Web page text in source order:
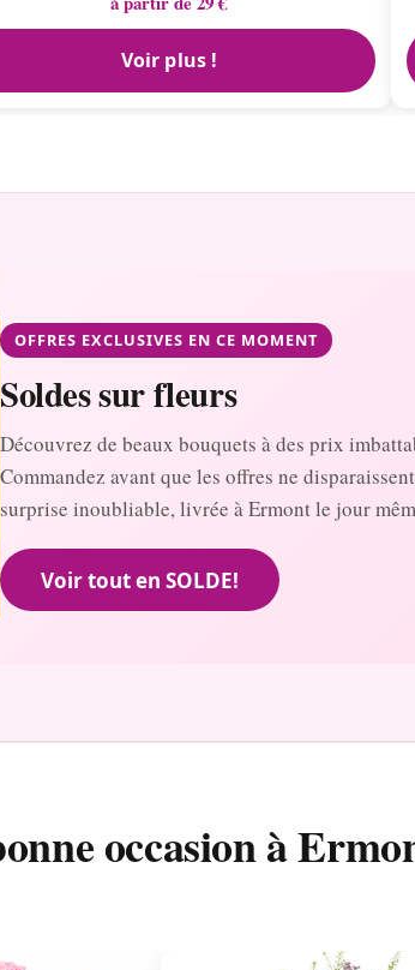
Voir plus !
OFFRES EXCLUSIVES EN CE MOMENT
Soldes sur fleurs
Découvrez de beaux bouquets à des prix
Commandez avant que les offres ne
surprise inoubliable, livrée à Ermont le jour
Voir tout en SOLDE!
occasion à